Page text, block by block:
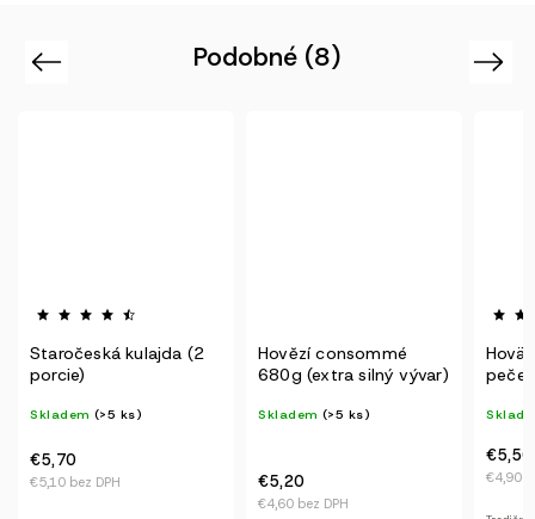
Podobné (8)
Previous
Hovězí consommé
680g (extra silný vývar)
Skladem (>5 ks)
€5,20
Hovädzí vývar s
pečeňovými
Skladem (>5 ks)
€4,90 bez DPH €3 bez
€3,40
Next